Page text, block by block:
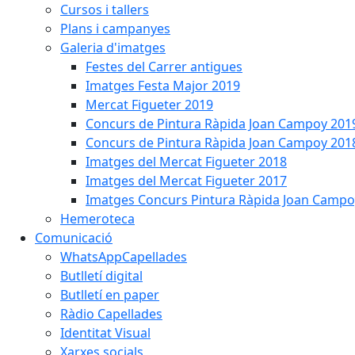
Cursos i tallers
Plans i campanyes
Galeria d'imatges
Festes del Carrer antigues
Imatges Festa Major 2019
Mercat Figueter 2019
Concurs de Pintura Ràpida Joan Campoy
Concurs de Pintura Ràpida Joan Campoy
Imatges del Mercat Figueter 2018
Imatges del Mercat Figueter 2017
Imatges Concurs Pintura Ràpida Joan
Hemeroteca
Comunicació
WhatsAppCapellades
Butlletí digital
Butlletí en paper
Ràdio Capellades
Identitat Visual